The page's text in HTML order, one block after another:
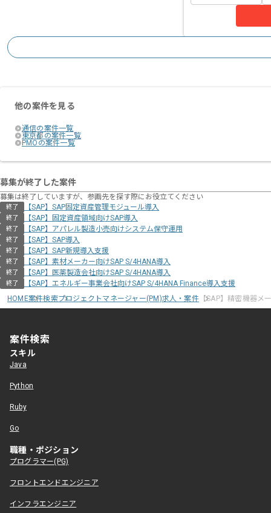
他の案件を見る
通信の案件一覧
東京都の案件一覧
PMOの案件一覧
募集が終了した案件
募集は終了していますが、参画先を探す際にお役立てください
終了 【SAP】SAP固定資産管理モジュール導入
終了 【SAP】固定資産領域向けSAP導入
終了 【SAP】アパレル製造小売向けシステム保守運用
終了 【SAP】SAP導入
終了 【SAP】SAP新規導入支援
終了 【SAP】素材メーカー向けSAP S/4HANA導入
終了 【SAP】医薬製造会社向けSAP S/4HANA導入
終了
【SAP】エネルギー事業会社向けSAP S/4HANA Finance導入支援
HOME案件検索プロジェクトマネージャー(PM)求人・案件【SAP】精密機器メ
案件検索
スキル
Java
Python
Ruby
Go
職種・ポジション
プログラマー(PG)
フロントエンドエンジニア
インフラエンジニア